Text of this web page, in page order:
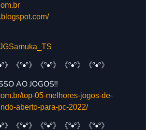
》《°•°》《°•°》《°•°》《°•°》
AO JOGOS!!
top-05-melhores-jogos-de-
aberto-para-pc-2022/
》《°•°》《°•°》《°•°》《°•°》